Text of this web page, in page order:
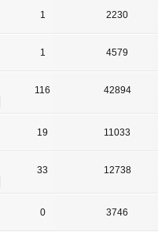
1 2230
1 4579
116 42894
19 11033
33 12738
0 3746